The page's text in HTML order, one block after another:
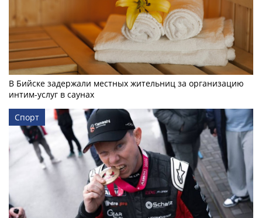
В Бийске задержали местных жительниц за организацию
интим-услуг в саунах
Спорт